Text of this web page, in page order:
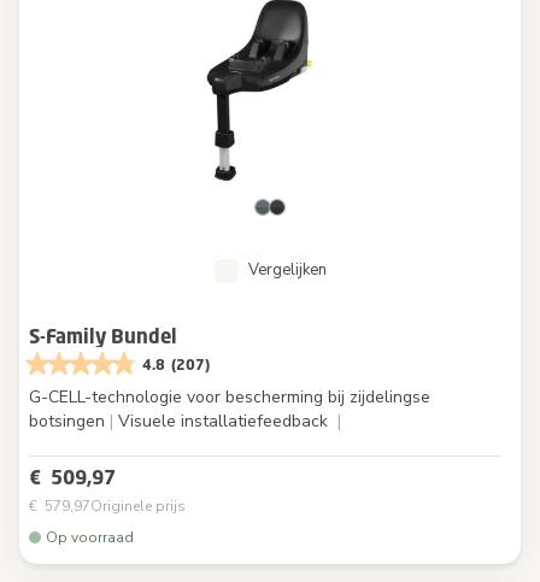
Vergelijken
S-Family Bundel
4.8 (207)
G-CELL-technologie voor bescherming bij zijdelingse
botsingen | Visuele installatiefeedback |
€ 509,97
€ 579,97Originele prijs
Op voorraad